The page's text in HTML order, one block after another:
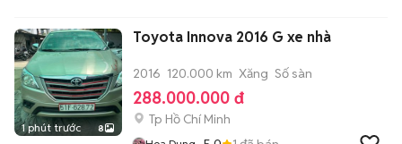
1 phút trước 8
Toyota Innova 2016 G xe nhà
2016 120.000 km Xăng Số sàn
288.000.000 đ
Tp Hồ Chí Minh